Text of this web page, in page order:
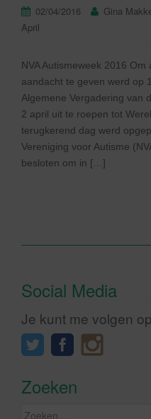
02/04/2016 Gina
April
NVA Autismeweek 2016
aandacht te geven werd op
Algemene Vergadering van
2 april uit te roepen tot
terugkerend dag werd
Vereniging voor Autisme
besloten om in […]
Social Media
Je kunt me volgen op
Zoeken
Zoeken